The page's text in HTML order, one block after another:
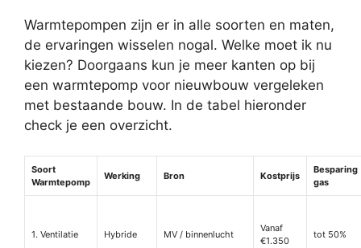
Warmtepompen zijn er in alle soorten en maten,
de ervaringen wisselen nogal. Welke moet ik nu
kiezen? Doorgaans kun je meer kanten op bij
een warmtepomp voor nieuwbouw vergeleken
met bestaande bouw. In de tabel hieronder
check je een overzicht.
Soort
Warmtepomp
Werking Bron Kostprijs
Besparing
gas
1. Ventilatie Hybride MV / binnenlucht
Vanaf
€1.350
tot 50%